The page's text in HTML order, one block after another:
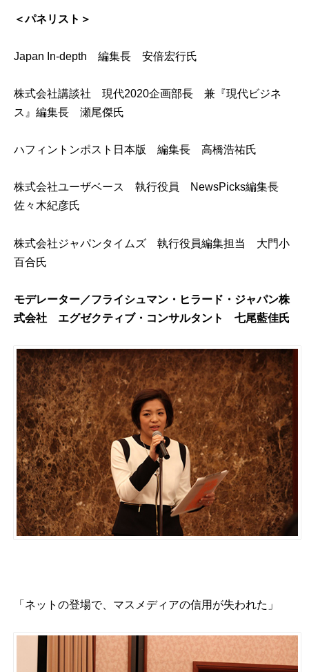
＜パネリスト＞
Japan In-depth 編集長 安倍宏行氏
株式会社講談社 現代2020企画部長 兼『現代ビジネ
ス』編集長 瀬尾傑氏
ハフィントンポスト日本版 編集長 高橋浩祐氏
株式会社ユーザベース 執行役員 NewsPicks編集長
佐々木紀彦氏
株式会社ジャパンタイムズ 執行役員編集担当 大門小
百合氏
モデレーター／フライシュマン・ヒラード・ジャパン株
式会社 エグゼクティブ・コンサルタント 七尾藍佳氏
「ネットの登場で、マスメディアの信用が失われた」